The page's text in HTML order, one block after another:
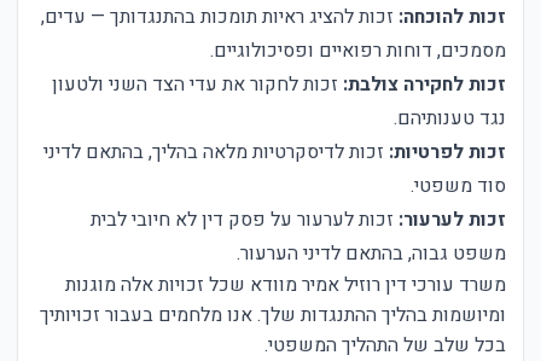
זכות להוכחה: זכות להציג ראיות תומכות בהתנגדותך — עדים,
מסמכים, דוחות רפואיים ופסיכולוגיים.
זכות לחקירה צולבת: זכות לחקור את עדי הצד השני ולטעון
נגד טענותיהם.
זכות לפרטיות: זכות לדיסקרטיות מלאה בהליך, בהתאם לדיני
סוד משפטי.
זכות לערעור: זכות לערעור על פסק דין לא חיובי לבית
משפט גבוה, בהתאם לדיני הערעור.
משרד עורכי דין רוזיל אמיר מוודא שכל זכויות אלה מוגנות
ומיושמות בהליך ההתנגדות שלך. אנו מלחמים בעבור זכויותיך
בכל שלב של התהליך המשפטי.